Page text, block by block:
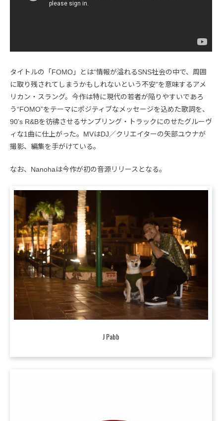
タイトルの「FOMO」とは“情報が溢れるSNS社会の中で、周囲
に取り残されてしまうかもしれないという不安”を意味するアメ
リカン・スラング。今作は特に現代の若者が陥りやすいであろ
う“FOMO”をテーマにポジティブなメッセージを込めた歌詞を、
90’s R&Bを彷彿させるサンプリング・トラックにのせたグルーヴ
ィな1曲に仕上がった。MVはDJ／クリエイターの矢部ユウナが
撮影、編集を手がけている。
なお、Nanohaは今作が初の音源リリースとなる。
J Pabb